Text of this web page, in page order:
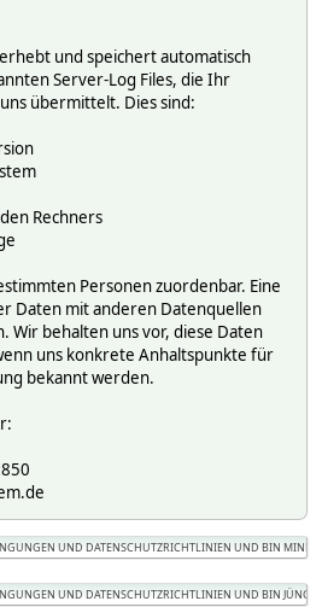
und speichert automatisch
Server-Log Files, die Ihr
übermittelt. Dies sind:
Rechners
Personen zuordenbar. Eine
Daten mit anderen Datenquellen
Wir behalten uns vor, diese Daten
uns konkrete Anhaltspunkte für
bekannt werden.